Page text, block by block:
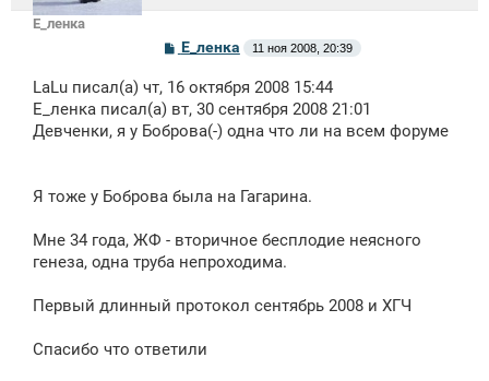
Е_ленка
С
о
б
щ
н
Е_ленка 11 ноя 2008, 20:39
LaLu писал(а) чт, 16 октября 2008 15:44
Е_ленка писал(а) вт, 30 сентября 2008 21:01
Девченки, я у Боброва(-) одна что ли на всем форуме
Я тоже у Боброва была на Гагарина.
Мне 34 года, ЖФ - вторичное бесплодие неясного
генеза, одна труба непроходима.
Первый длинный протокол сентябрь 2008 и ХГЧ
Спасибо что ответили